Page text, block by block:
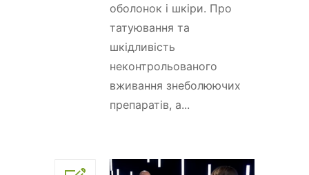
оболонок і шкіри. Про
татуювання та
шкідливість
неконтрольованого
вживання знеболюючих
препаратів, а...